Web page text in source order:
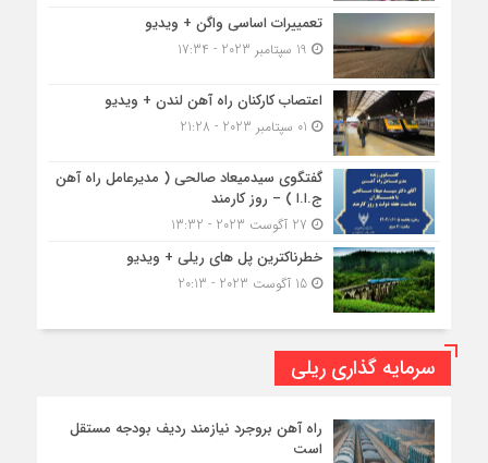
تعمییرات اساسی واگن + ویدیو
اعتصاب کارکنان راه آهن لندن + ویدیو
گفتگوی سیدمیعاد صالحی ( مدیرعامل راه آهن
ج.ا.ا ) – روز کارمند
خطرناکترین پل های ریلی + ویدیو
15 آگوست 2023 - 20:13
سرمایه گذاری ریلی
راه آهن بروجرد نیازمند ردیف بودجه مستقل
است